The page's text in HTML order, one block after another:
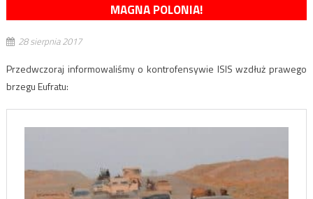
MAGNA POLONIA!
28 sierpnia 2017
Przedwczoraj informowaliśmy o kontrofensywie ISIS wzdłuż prawego
brzegu Eufratu: